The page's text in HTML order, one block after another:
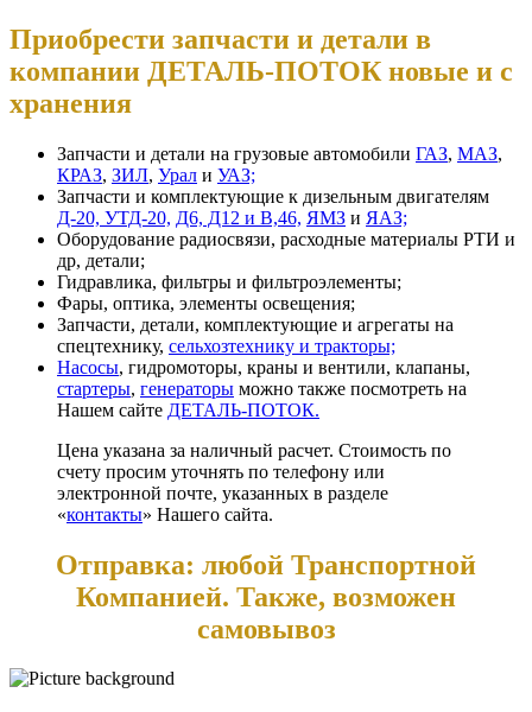
Приобрести запчасти и детали в
компании ДЕТАЛЬ-ПОТОК новые и с
хранения
Запчасти и детали на грузовые автомобили ГАЗ, МАЗ,
КРАЗ, ЗИЛ, Урал и УАЗ;
Запчасти и комплектующие к дизельным двигателям
Д-20, УТД-20, Д6, Д12 и В,46, ЯМЗ и ЯАЗ;
Оборудование радиосвязи, расходные материалы РТИ и
др, детали;
Гидравлика, фильтры и фильтроэлементы;
Фары, оптика, элементы освещения;
Запчасти, детали, комплектующие и агрегаты на
спецтехнику, сельхозтехнику и тракторы;
Насосы, гидромоторы, краны и вентили, клапаны,
стартеры, генераторы можно также посмотреть на
Нашем сайте ДЕТАЛЬ-ПОТОК.
Цена указана за наличный расчет. Стоимость по
счету просим уточнять по телефону или
электронной почте, указанных в разделе
«контакты» Нашего сайта.
Отправка: любой Транспортной
Компанией. Также, возможен
самовывоз